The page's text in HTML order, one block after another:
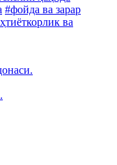
#фойда ва зарар
ва